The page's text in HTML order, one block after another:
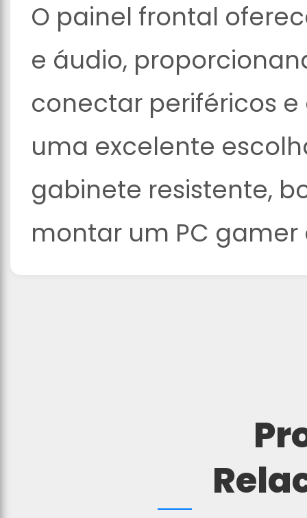
O painel frontal
e áudio,
conectar periféricos e
uma excelente
gabinete resistente,
montar um PC gamer